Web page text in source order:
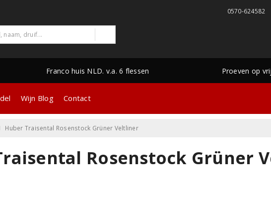
0570-624582
Franco huis NLD. v.a. 6 flessen Proeven op
Wijn Blog Contact
Huber Traisental Rosenstock Grüner Veltliner
Rosenstock Grüner